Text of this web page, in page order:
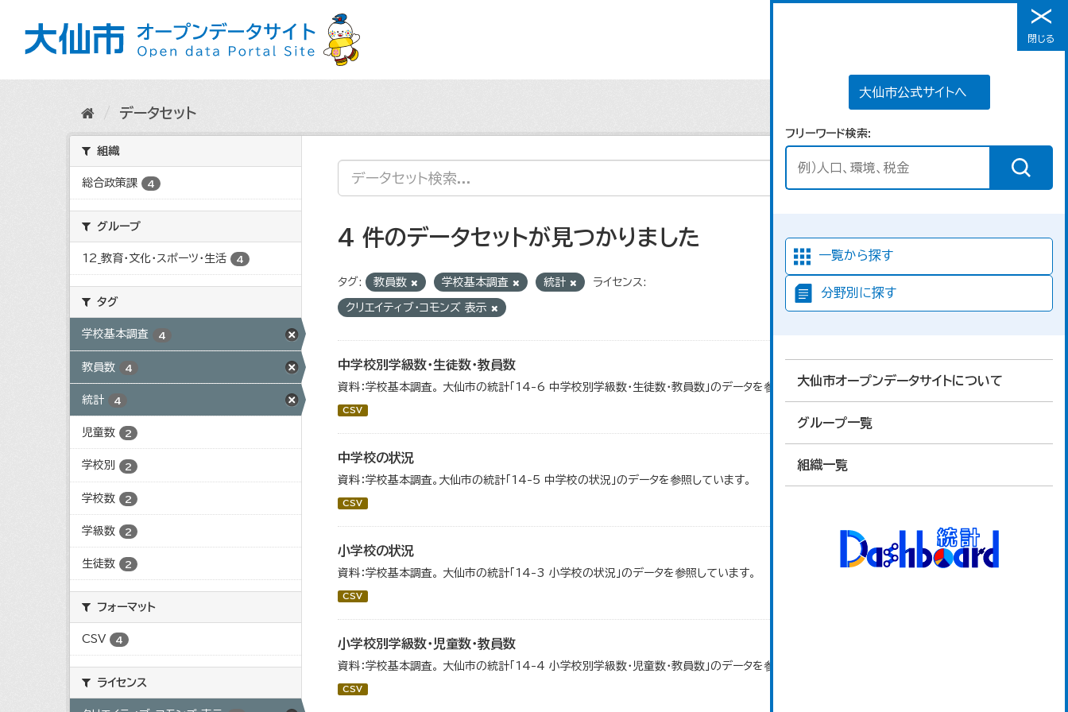
メニュー
大仙市公式サイトへ
フリーワード検索
一覧から探す
分野別に探す
大仙市オープンデータサイトについて
グループ一覧
組織一覧
閉じる
データセット
組織
総合政策課 4
グループ
12_教育・文化・スポーツ・生活 4
タグ
学校基本調査 4
教員数 4
統計 4
児童数 2
学校別 2
学校数 2
学級数 2
生徒数 2
フォーマット
CSV 4
ライセンス
4 件のデータセットが見つかりました
タグ: 教員数 学校基本調査 統計 ライセンス:
クリエイティブ・コモンズ 表示
中学校別学級数・生徒数・教員数
資料：学校基本調査。 大仙市の統計「14-6 中学校別学級数・生徒数・教員数」のデータを参照しています。
CSV
中学校の状況
資料：学校基本調査。大仙市の統計「14-5 中学校の状況」のデータを参照しています。
CSV
小学校の状況
資料：学校基本調査。 大仙市の統計「14-3 小学校の状況」のデータを参照しています。
CSV
小学校別学級数・児童数・教員数
資料：学校基本調査。 大仙市の統計「14-4 小学校別学級数・児童数・教員数」のデータを参照しています。
CSV